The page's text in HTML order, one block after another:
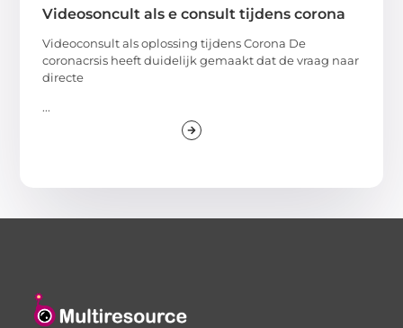
Videosoncult als e consult tijdens corona
Videoconsult als oplossing tijdens Corona De
coronacrsis heeft duidelijk gemaakt dat de vraag naar
directe
...